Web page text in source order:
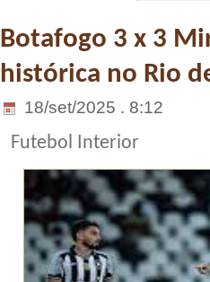
Botafogo 3 x 3
histórica no Rio
18/set/2025 . 8:12
Futebol Interior